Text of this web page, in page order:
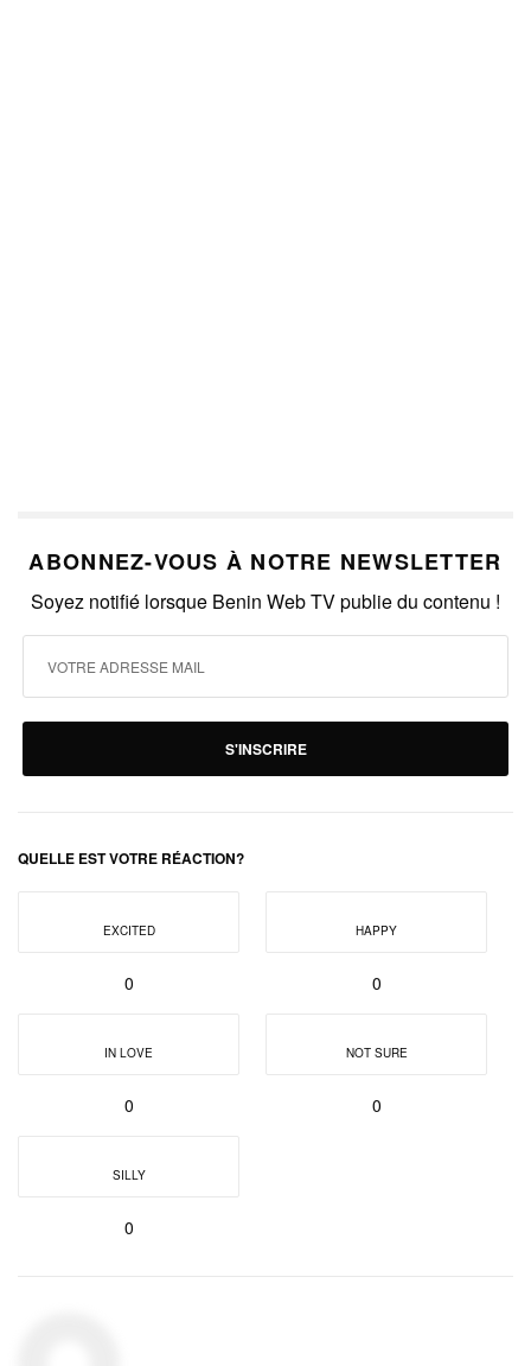
ABONNEZ-VOUS À NOTRE NEWSLETTER
Soyez notifié lorsque Benin Web TV publie du contenu !
S'INSCRIRE
QUELLE EST VOTRE RÉACTION?
EXCITED
0
HAPPY
0
IN LOVE
0
NOT SURE
0
SILLY
0